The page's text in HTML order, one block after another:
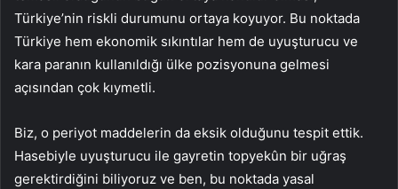
Türkiye’nin riskli durumunu ortaya koyuyor. Bu noktada
Türkiye hem ekonomik sıkıntılar hem de uyuşturucu ve
kara paranın kullanıldığı ülke pozisyonuna gelmesi
açısından çok kıymetli.
Biz, o periyot maddelerin da eksik olduğunu tespit ettik.
Hasebiyle uyuşturucu ile gayretin topyekûn bir uğraş
gerektirdiğini biliyoruz ve ben, bu noktada yasal